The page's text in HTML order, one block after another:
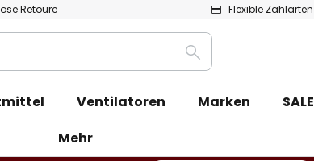
Retoure Flexible Zahlarten
Suche
Ventilatoren Marken SALE
Mehr